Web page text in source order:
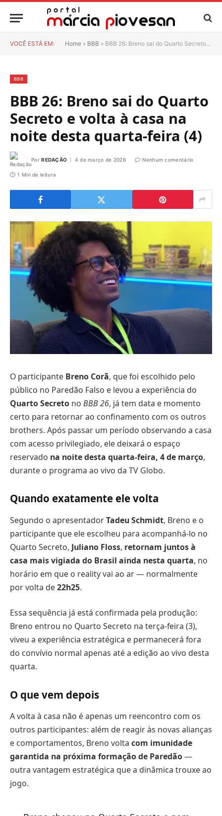
VOCÊ ESTÁ EM: Home » BBB » BBB 26: Breno sai do Quarto Secreto e volta à casa na noite desta quarta-feira (4)
BBB
BBB 26: Breno sai do Quarto
Secreto e volta à casa na
noite desta quarta-feira (4)
Por REDAÇÃO 4 de março de 2026 Nenhum comentário
1 Min de leitura
O participante Breno Corã, que foi escolhido pelo
público no Paredão Falso e levou a experiência do
Quarto Secreto no BBB 26, já tem data e momento
certo para retornar ao confinamento com os outros
brothers. Após passar um período observando a casa
com acesso privilegiado, ele deixará o espaço
reservado na noite desta quarta-feira, 4 de março,
durante o programa ao vivo da TV Globo.
Quando exatamente ele volta
Segundo o apresentadorTadeu Schmidt, Breno e o
participante que ele escolheu para acompanhá-lo no
Quarto Secreto, Juliano Floss, retornam juntos à
casa mais vigiada do Brasil ainda nesta quarta, no
horário em que o reality vai ao ar — normalmente
por volta de22h25.
Essa sequência já está confirmada pela produção:
Breno entrou no Quarto Secreto na terça-feira (3),
viveu a experiência estratégica e permanecerá fora
do convívio normal apenas até a edição ao vivo desta
quarta.
O que vem depois
A volta à casa não é apenas um reencontro com os
outros participantes: além de reagir às novas alianças
e comportamentos, Breno volta com imunidade
garantida na próxima formação de Paredão—
outra vantagem estratégica que a dinâmica trouxe ao
jogo.